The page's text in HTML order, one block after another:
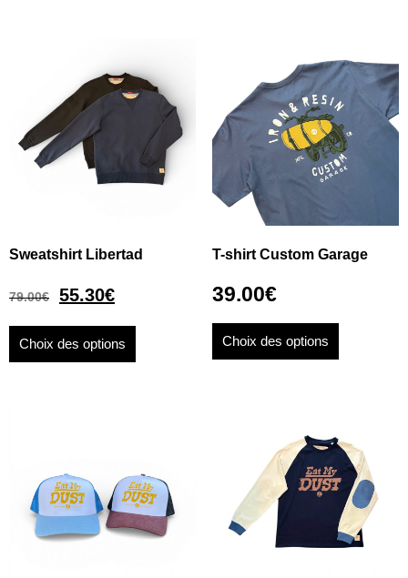
Sweatshirt Libertad
79.00€ 55.30€
Choix des options
T-shirt Custom Garage
39.00€
Choix des options